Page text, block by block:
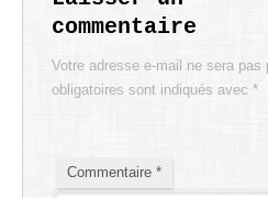
commentaire
Votre adresse e-mail ne sera pas
obligatoires sont indiqués avec *
Commentaire *